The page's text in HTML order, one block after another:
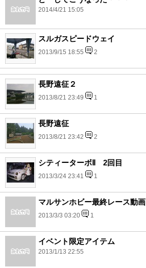
2014/4/21 15:05
スルガスピードウェイ
2013/9/15 18:55 2
長野遠征２
2013/8/21 23:49 1
長野遠征
2013/8/21 23:42 2
シティーターボⅡ 2回目
2013/3/24 23:41 1
マルサンホビー最終レース動画
2013/3/3 03:20 1
イベント限定アイテム
2013/1/13 22:55